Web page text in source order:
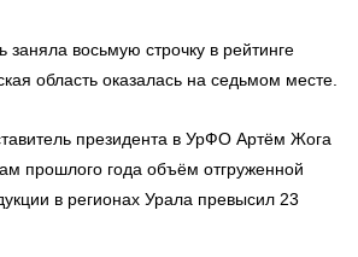
заняла восьмую строчку в рейтинге
область оказалась на седьмом месте.
президента в УрФО Артём Жога
прошлого года объём отгруженной
в регионах Урала превысил 23